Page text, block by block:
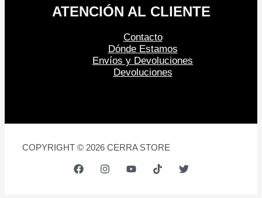
ATENCIÓN AL CLIENTE
Contacto
Dónde Estamos
Envíos y Devoluciones
Devoluciones
COPYRIGHT © 2026 CERRA STORE